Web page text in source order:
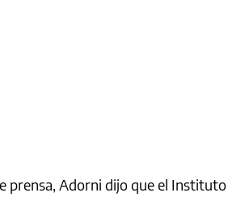
prensa, Adorni dijo que el Instituto